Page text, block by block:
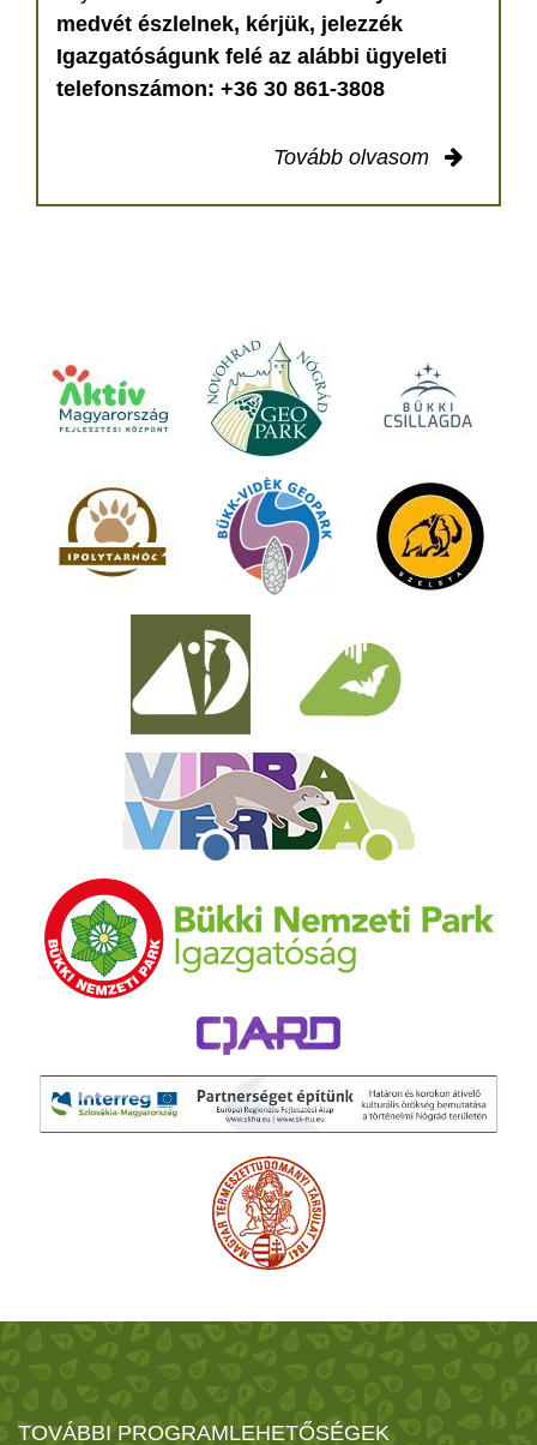
medvét észlelnek, kérjük, jelezzék
Igazgatóságunk felé az alábbi ügyeleti
telefonszámon: +36 30 861-3808
Tovább olvasom
TOVÁBBI PROGRAMLEHETŐSÉGEK